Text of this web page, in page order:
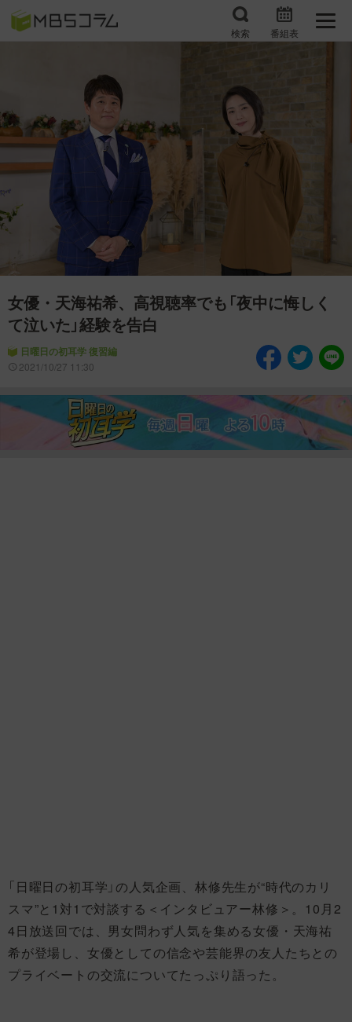
検索 番組表
日曜日の初耳学 復習編 エンタメMBS
3分で読める！『ザ・リー
ダー』たちの泣き笑い
もう一度楽しむプレバト
サタプラ ～気になる情
報をちょこっとプラス～
所さんお届けモノです！
の気になるトコロ
推しといつまでも
マニアックでメカニカル
ポーツ
何が起こるかホンマにわ
トリセツ
情熱大陸を読む
「水野真紀の魔法のレスト
痛快！明石家電視台に、
エエ話はいらんねん！
池上彰のニュース解説が
読める！「生！池上彰×山
里亮太」
女優・天海祐希、高視聴率でも「夜中に悔しく
て泣いた」経験を告白
日曜日の初耳学 復習編
2021/10/27 11:30
「日曜日の初耳学」の人気企画、林修先生が“時代のカリ
スマ”と1対1で対談する＜インタビュアー林修＞。10月2
4日放送回では、男女問わず人気を集める女優・天海祐
希が登場し、女優としての信念や芸能界の友人たちとの
プライベートの交流についてたっぷり語った。